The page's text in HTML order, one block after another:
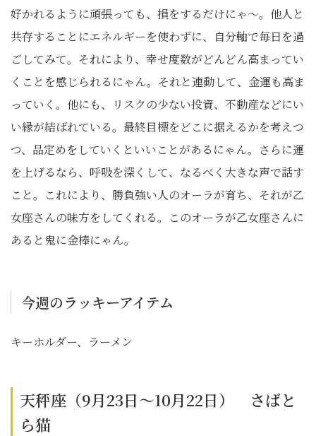
好かれるように頑張っても、損をするだけにゃ〜。他人と
共存することにエネルギーを使わずに、自分軸で毎日を過
ごしてみて。それにより、幸せ度数がどんどん高まってい
くことを感じられるにゃん。それと連動して、金運も高ま
っていく。他にも、リスクの少ない投資、不動産などにい
い縁が結ばれている。最終目標をどこに据えるかを考えつ
つ、品定めをしていくといいことがあるにゃん。さらに運
を上げるなら、呼吸を深くして、なるべく大きな声で話す
こと。これにより、勝負強い人のオーラが育ち、それが乙
女座さんの味方をしてくれる。このオーラが乙女座さんに
あると鬼に金棒にゃん。
今週のラッキーアイテム
キーホルダー、ラーメン
天秤座（9月23日～10月22日） さばと
ら猫